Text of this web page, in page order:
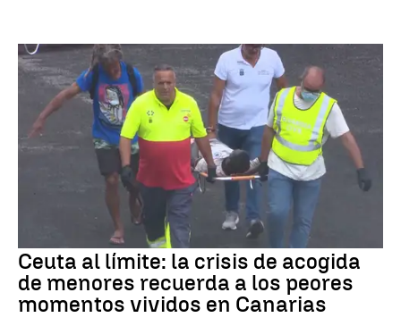
Ceuta al límite: la crisis de acogida
de menores recuerda a los peores
momentos vividos en Canarias